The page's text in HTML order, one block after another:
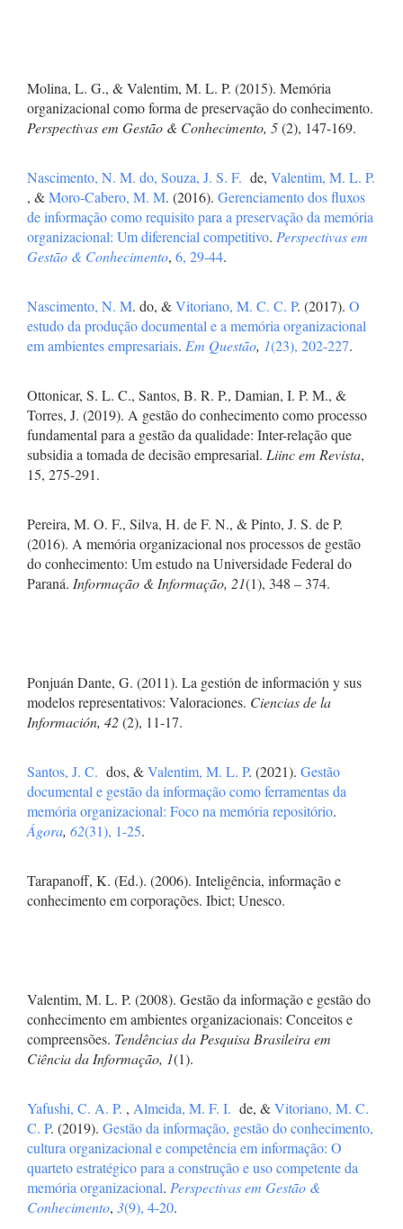
Molina, L. G., & Valentim, M. L. P. (2015). Memória
organizacional como forma de preservação do conhecimento.
Perspectivas em Gestão & Conhecimento, 5(2), 147-169.
Nascimento, N. M. do, Souza, J. S. F. de, Valentim, M. L. P.
, &Moro-Cabero, M. M. (2016). Gerenciamento dos fluxos
de informação como requisito para a preservação da memória
organizacional: Um diferencial competitivo. Perspectivas em
Gestão & Conhecimento, 6, 29-44.
Nascimento, N. M. do, &Vitoriano, M. C. C. P. (2017). O
estudo da produção documental e a memória organizacional
em ambientes empresariais. Em Questão, 1(23), 202-227.
Ottonicar, S. L. C., Santos, B. R. P., Damian, I. P. M., &
Torres, J. (2019). A gestão do conhecimento como processo
fundamental para a gestão da qualidade: Inter-relação que
subsidia a tomada de decisão empresarial. Liinc em Revista,
15, 275-291.
Pereira, M. O. F., Silva, H. de F. N., & Pinto, J. S. de P.
(2016). A memória organizacional nos processos de gestão
do conhecimento: Um estudo na Universidade Federal do
Paraná. Informação & Informação, 21(1), 348 – 374.
Ponjuán Dante, G. (2011). La gestión de información y sus
modelos representativos: Valoraciones. Ciencias de la
Información, 42(2), 11-17.
Santos, J. C. dos, &Valentim, M. L. P. (2021). Gestão
documental e gestão da informação como ferramentas da
memória organizacional: Foco na memória repositório.
Ágora, 62(31), 1-25.
Tarapanoff, K. (Ed.). (2006). Inteligência, informação e
conhecimento em corporações. Ibict; Unesco.
Valentim, M. L. P. (2008). Gestão da informação e gestão do
conhecimento em ambientes organizacionais: Conceitos e
compreensões. Tendências da Pesquisa Brasileira em
Ciência da Informação, 1(1).
Yafushi, C. A. P. , Almeida, M. F. I. de, &Vitoriano, M. C.
C. P. (2019). Gestão da informação, gestão do conhecimento,
cultura organizacional e competência em informação: O
quarteto estratégico para a construção e uso competente da
memória organizacional. Perspectivas em Gestão &
Conhecimento, 3(9), 4-20.